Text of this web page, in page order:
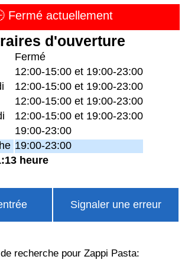
Fermé actuellement
d'ouverture
Fermé
12:00-15:00 et 19:00-23:00
12:00-15:00 et 19:00-23:00
12:00-15:00 et 19:00-23:00
12:00-15:00 et 19:00-23:00
19:00-23:00
19:00-23:00
heure
Signaler une erreur
recherche pour Zappi Pasta: